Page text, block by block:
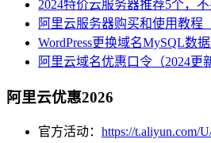
2024特价云服务器推荐5个，
阿里云服务器购买和使用教程
WordPress更换域名MySQL数
阿里云域名优惠口令（2024更
阿里云优惠2026
官方活动： https://t.aliyun.com/